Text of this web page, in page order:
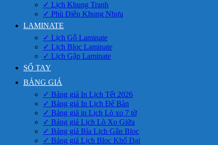
✓ Lịch Khung Tranh
✓ Phù Điêu Khung Nhựa
LAMINATE
✓ Lịch Gỗ Laminate
✓ Lịch Bloc Laminate
✓ Lịch Gập Laminate
SỔ TAY
BẢNG GIÁ
✓ Bảng giá In Lịch Tết 2026
✓ Bảng giá In Lịch Để Bàn
✓ Bảng giá in Lịch Lò xo 7 tờ
✓ Bảng giá Lịch Lò Xo Giữa
✓ Bảng giá Bìa Lịch Gắn Bloc
✓ Bảng giá Lịch Bloc Khổ Đại